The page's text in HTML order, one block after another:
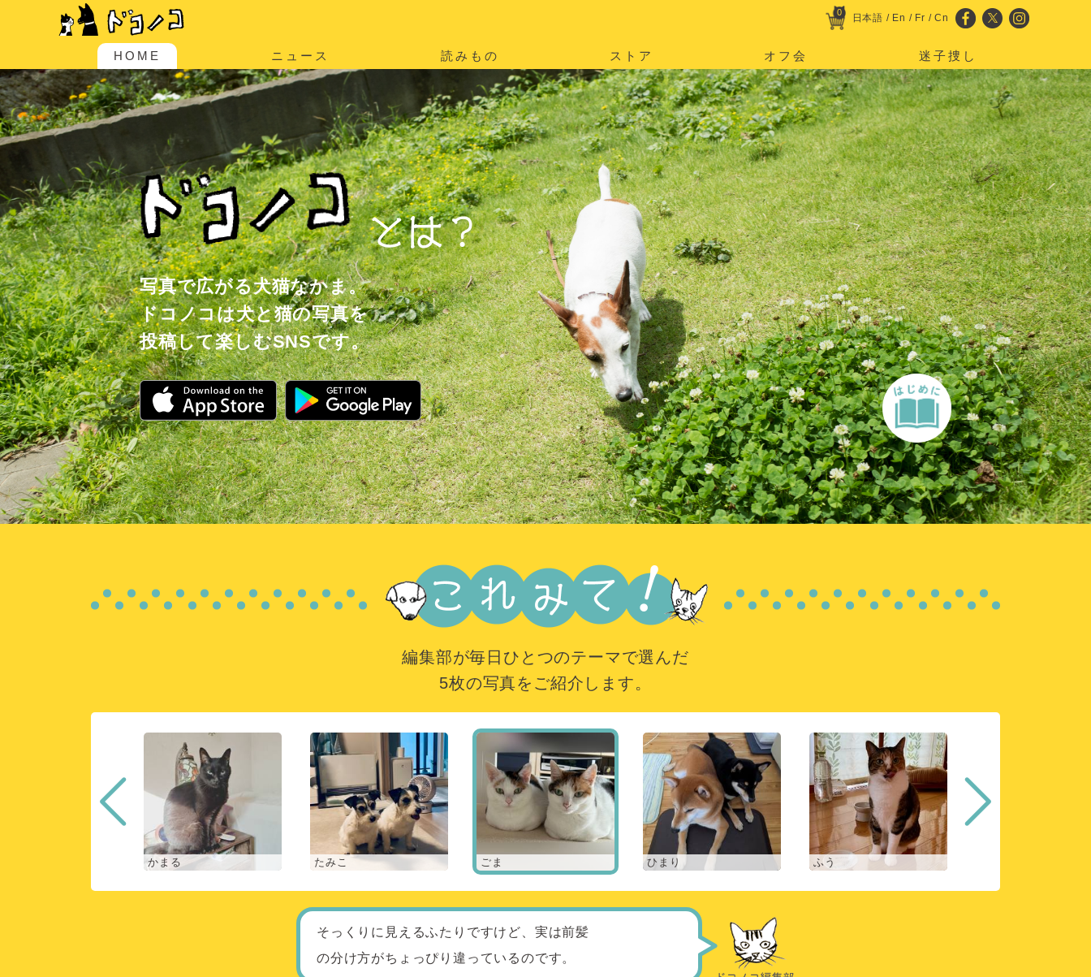
0 日本語 / En / Fr /Cn
HOME ニュース 読みもの ストア オフ会 迷子捜し
写真で広がる犬猫なかま。
ドコノコは犬と猫の写真を
投稿して楽しむSNSです。
編集部が毎日ひとつのテーマで選んだ
5枚の写真をご紹介します。
かまる たみこ ごま ひまり ふう
そっくりに見えるふたりですけど、実は前髪
の分け方がちょっぴり違っているのです。